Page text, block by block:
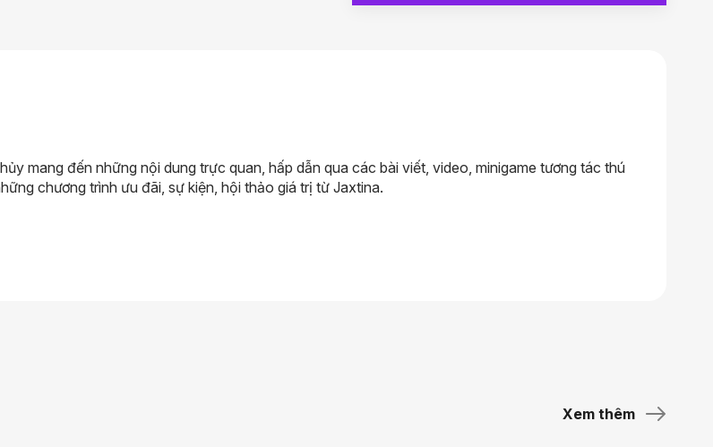
mang đến những nội dung trực quan, hấp dẫn qua các bài viết, video, minigame tương tác thú
chương trình ưu đãi, sự kiện, hội thảo giá trị từ Jaxtina.
Xem thêm